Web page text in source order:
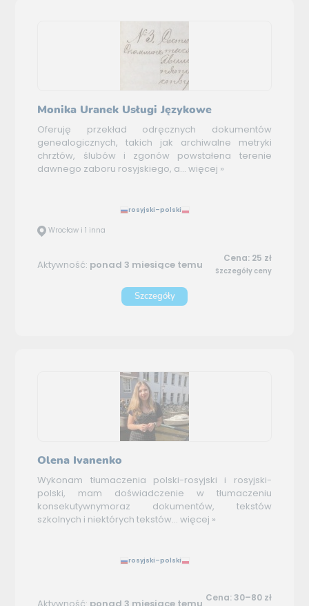
Monika Uranek Usługi Językowe
Oferuję przekład odręcznych dokumentów
genealogicznych, takich jak archiwalne metryki
chrztów, ślubów i zgonów powstałena terenie
dawnego zaboru rosyjskiego, a... więcej »
rosyjski–polski
Wrocław i 1 inna
Aktywność: ponad 3 miesiące temu Cena: 25 zł
Szczegóły ceny
Szczegóły
Olena Ivanenko
Wykonam tłumaczenia polski-rosyjski i rosyjski-
polski, mam doświadczenie w tłumaczeniu
konsekutywnymoraz dokumentów, tekstów
szkolnych i niektórych tekstów... więcej »
rosyjski–polski
Cena: 30–80 zł